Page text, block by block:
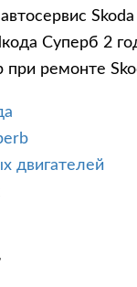
Skoda
Суперб 2
при ремонте
двигателей